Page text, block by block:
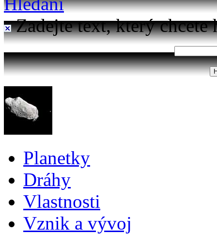
Zadejte text, který chcete
Planetky
Dráhy
Vlastnosti
Vznik a vývoj